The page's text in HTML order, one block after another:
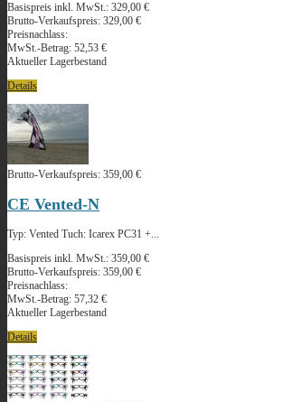
Basispreis inkl. MwSt.: 329,00 €
Brutto-Verkaufspreis: 329,00 €
Preisnachlass:
MwSt.-Betrag: 52,53 €
Aktueller Lagerbestand
Details
Brutto-Verkaufspreis: 359,00 €
CE Vented-N
Typ: Vented Tuch: Icarex PC31 +...
Basispreis inkl. MwSt.: 359,00 €
Brutto-Verkaufspreis: 359,00 €
Preisnachlass:
MwSt.-Betrag: 57,32 €
Aktueller Lagerbestand
Details